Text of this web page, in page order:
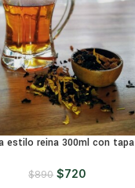
estilo reina 300ml con tapa
$890 $720